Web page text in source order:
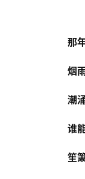
那
烟
潮
谁
笙